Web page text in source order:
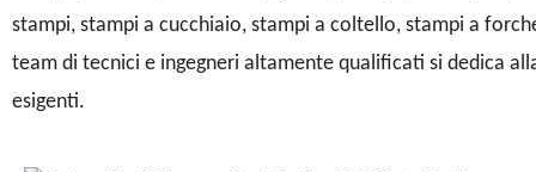
stampi, stampi a cucchiaio, stampi a coltello, stampi a
team di tecnici e ingegneri altamente qualificati si dedica
esigenti.